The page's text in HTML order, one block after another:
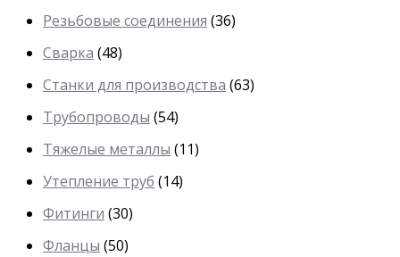
Резьбовые соединения (36)
Сварка (48)
Станки для производства (63)
Трубопроводы (54)
Тяжелые металлы (11)
Утепление труб (14)
Фитинги (30)
Фланцы (50)